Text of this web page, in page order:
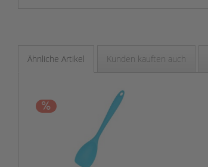
Ähnliche Artikel Kunden kauften auch